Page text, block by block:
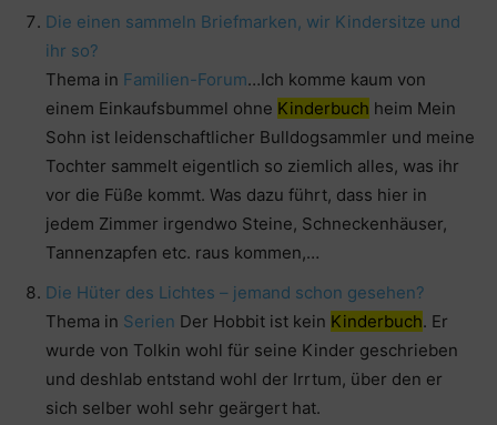
Die einen sammeln Briefmarken, wir Kindersitze und
ihr so?
Thema in Familien-Forum…Ich komme kaum von
einem Einkaufsbummel ohne Kinderbuch heim Mein
Sohn ist leidenschaftlicher Bulldogsammler und meine
Tochter sammelt eigentlich so ziemlich alles, was ihr
vor die Füße kommt. Was dazu führt, dass hier in
jedem Zimmer irgendwo Steine, Schneckenhäuser,
Tannenzapfen etc. raus kommen,…
Die Hüter des Lichtes – jemand schon gesehen?
Thema in Serien Der Hobbit ist kein Kinderbuch. Er
wurde von Tolkin wohl für seine Kinder geschrieben
und deshlab entstand wohl der Irrtum, über den er
sich selber wohl sehr geärgert hat.